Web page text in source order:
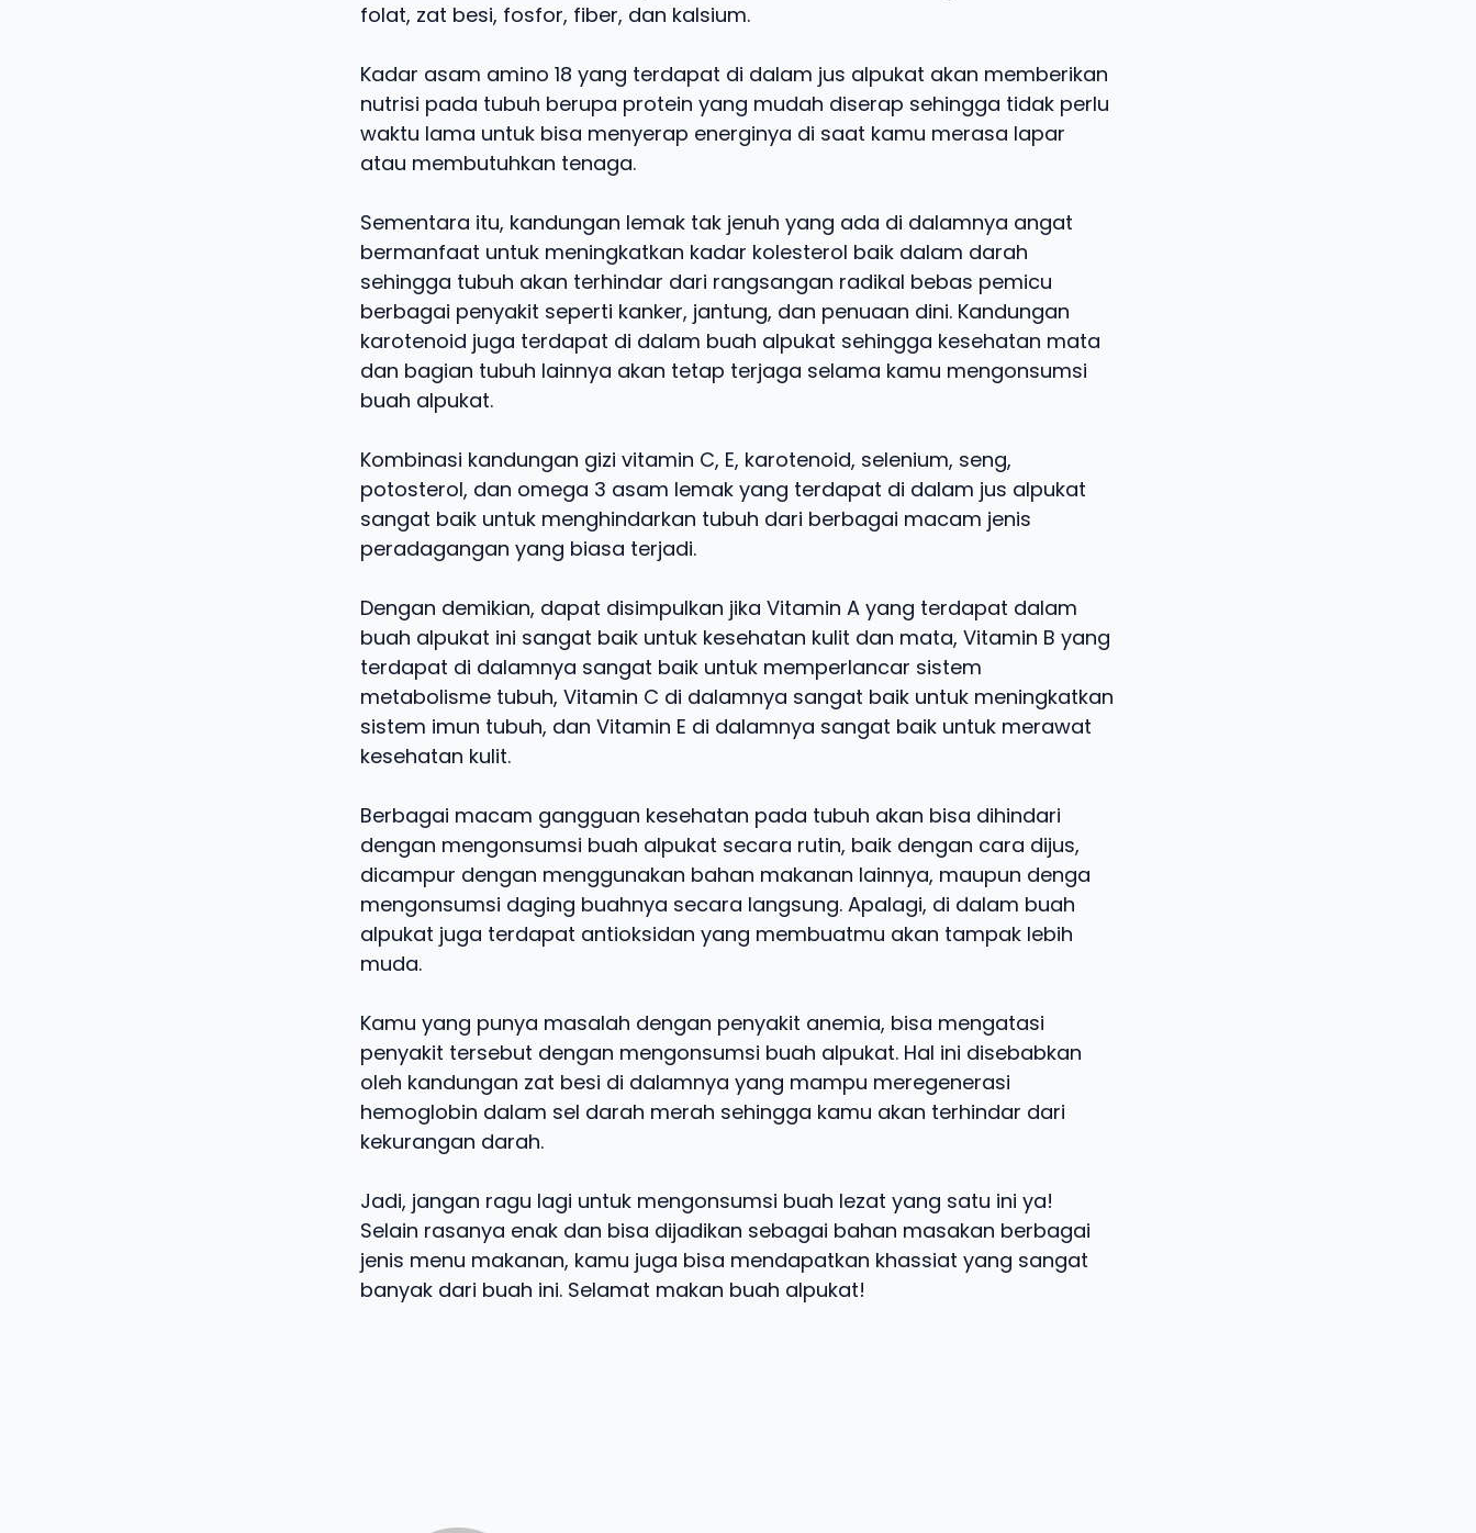
folat, zat besi, fosfor, fiber, dan kalsium.
Kadar asam amino 18 yang terdapat di dalam jus alpukat akan memberikan
nutrisi pada tubuh berupa protein yang mudah diserap sehingga tidak perlu
waktu lama untuk bisa menyerap energinya di saat kamu merasa lapar
atau membutuhkan tenaga.
Sementara itu, kandungan lemak tak jenuh yang ada di dalamnya angat
bermanfaat untuk meningkatkan kadar kolesterol baik dalam darah
sehingga tubuh akan terhindar dari rangsangan radikal bebas pemicu
berbagai penyakit seperti kanker, jantung, dan penuaan dini. Kandungan
karotenoid juga terdapat di dalam buah alpukat sehingga kesehatan mata
dan bagian tubuh lainnya akan tetap terjaga selama kamu mengonsumsi
buah alpukat.
Kombinasi kandungan gizi vitamin C, E, karotenoid, selenium, seng,
potosterol, dan omega 3 asam lemak yang terdapat di dalam jus alpukat
sangat baik untuk menghindarkan tubuh dari berbagai macam jenis
peradagangan yang biasa terjadi.
Dengan demikian, dapat disimpulkan jika Vitamin A yang terdapat dalam
buah alpukat ini sangat baik untuk kesehatan kulit dan mata, Vitamin B yang
terdapat di dalamnya sangat baik untuk memperlancar sistem
metabolisme tubuh, Vitamin C di dalamnya sangat baik untuk meningkatkan
sistem imun tubuh, dan Vitamin E di dalamnya sangat baik untuk merawat
kesehatan kulit.
Berbagai macam gangguan kesehatan pada tubuh akan bisa dihindari
dengan mengonsumsi buah alpukat secara rutin, baik dengan cara dijus,
dicampur dengan menggunakan bahan makanan lainnya, maupun denga
mengonsumsi daging buahnya secara langsung. Apalagi, di dalam buah
alpukat juga terdapat antioksidan yang membuatmu akan tampak lebih
muda.
Kamu yang punya masalah dengan penyakit anemia, bisa mengatasi
penyakit tersebut dengan mengonsumsi buah alpukat. Hal ini disebabkan
oleh kandungan zat besi di dalamnya yang mampu meregenerasi
hemoglobin dalam sel darah merah sehingga kamu akan terhindar dari
kekurangan darah.
Jadi, jangan ragu lagi untuk mengonsumsi buah lezat yang satu ini ya!
Selain rasanya enak dan bisa dijadikan sebagai bahan masakan berbagai
jenis menu makanan, kamu juga bisa mendapatkan khassiat yang sangat
banyak dari buah ini. Selamat makan buah alpukat!